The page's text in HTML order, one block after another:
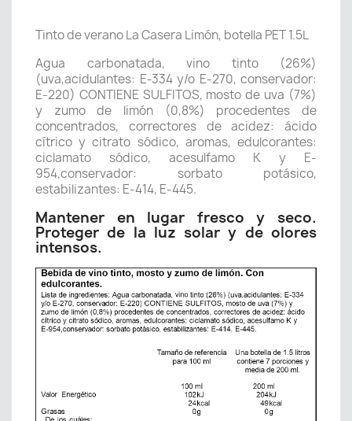
Tinto de verano La Casera Limón, botella PET 1.5L
Agua carbonatada, vino tinto (26%)
(uva,acidulantes: E-334 y/o E-270, conservador:
E-220) CONTIENE SULFITOS, mosto de uva (7%)
y zumo de limón (0,8%) procedentes de
concentrados, correctores de acidez: ácido
cítrico y citrato sódico, aromas, edulcorantes:
ciclamato sódico, acesulfamo K y E-
954,conservador: sorbato potásico,
estabilizantes: E-414, E-445.
Mantener en lugar fresco y seco.
Proteger de la luz solar y de olores
intensos.